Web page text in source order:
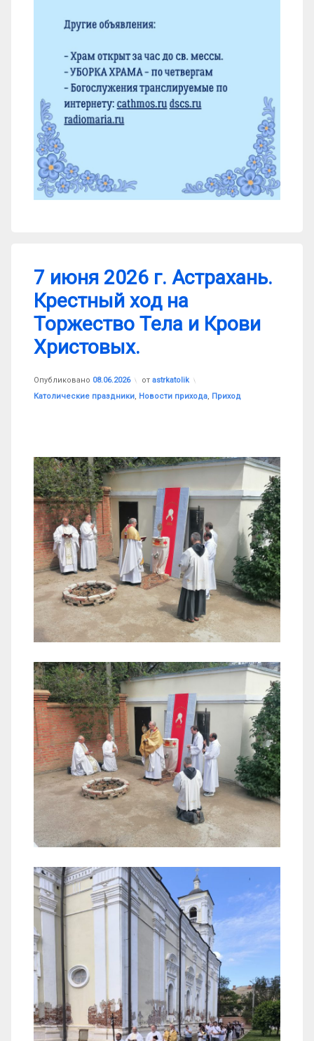
7 июня 2026 г. Астрахань.
Крестный ход на
Торжество Тела и Крови
Христовых.
Опубликовано 08.06.2026
Обновлено на
от astrkatolik
Рубрики:
Католические праздники, Новости прихода, Приход